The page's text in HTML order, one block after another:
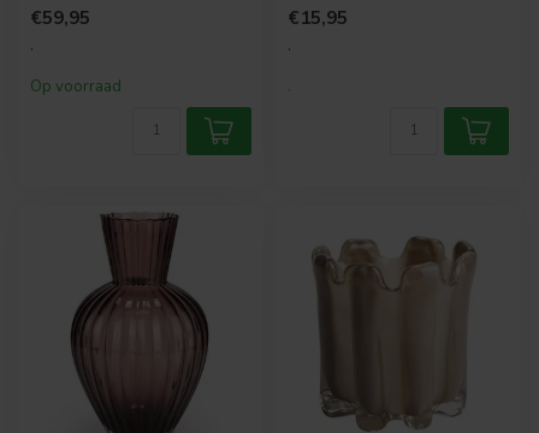
ee...
€59,95
.
Op voorraad
met ...
€15,95
.
.